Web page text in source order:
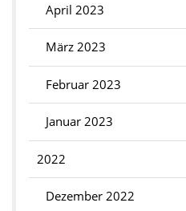
April 2023
März 2023
Februar 2023
Januar 2023
2022
Dezember 2022